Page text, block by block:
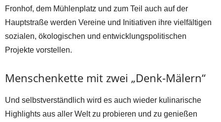
Fronhof, dem Mühlenplatz und zum Teil auch auf der
Hauptstraße werden Vereine und Initiativen ihre vielfältigen
sozialen, ökologischen und entwicklungspolitischen
Projekte vorstellen.
Menschenkette mit zwei „Denk-Mälern“
Und selbstverständlich wird es auch wieder kulinarische
Highlights aus aller Welt zu probieren und zu genießen